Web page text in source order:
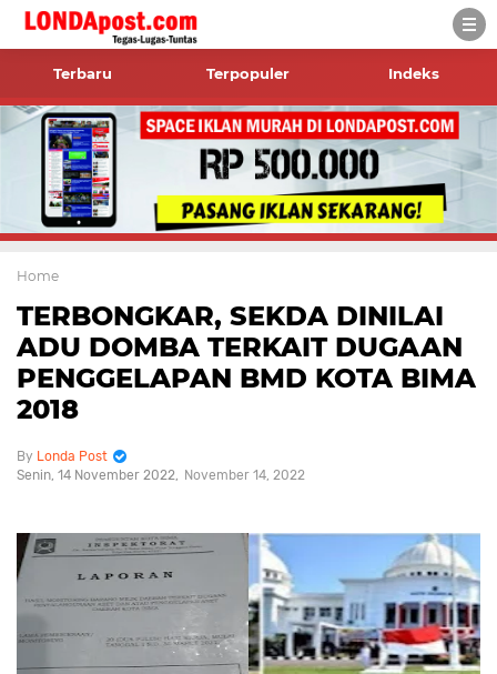
Terbaru Terpopuler Indeks
Home
TERBONGKAR, SEKDA DINILAI
ADU DOMBA TERKAIT DUGAAN
PENGGELAPAN BMD KOTA BIMA
2018
Londa Post
Senin, 14 November 2022
November 14, 2022